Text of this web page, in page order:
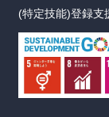
(特定技能)登録支